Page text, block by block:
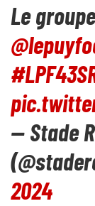
Le
— Stade
2024